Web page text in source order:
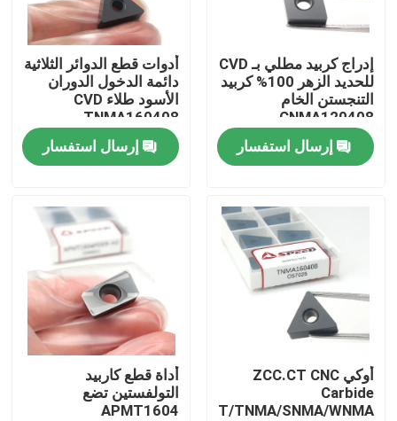
أشرطة فيديو
حول بنا
جولة في المعمل
اتصل بنا
أخبار
إدراج طحن كربيد
إدراج كربيد مطلي بـ CVD
للحديد الزهر 100% كربيد
التنجستن الخام
CNMA120408
CNMA120412
إرسال استفسار
أدوات قطع الدوائر الثلاثية
دائمة الدخول الدوران
الأسود طلاء CVD
TNMA160408
إرسال استفسار
أوكي ZCC.CT CNC
Carbide
CCMT/TNMA/SNMA/WNMA
أداة قطع كاربيد
التولفستين تضع
APMT1604